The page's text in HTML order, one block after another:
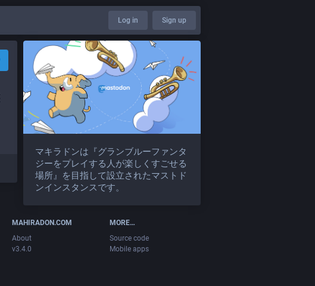
Log in Sign up
マキラドンは『グランブルーファンタ
ジーをプレイする人が楽しくすごせる
場所』を目指して設立されたマストド
ンインスタンスです。
MAHIRADON.COM
About
v3.4.0
MORE…
Source code
Mobile apps